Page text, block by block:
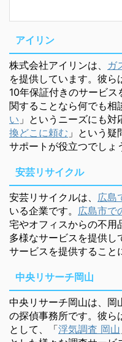
アイリン
株式会社アイリンは、 ガ
を提供しています。彼ら
10年保証付きのサービス
関することなら何でも相
い 」というニーズにも
換どこに頼む 」という
サポートが役立つでしょ
安芸リサイクル
安芸リサイクルは、 広島
いる企業です。 広島市で
宅やオフィスからの不用
多様なサービスを提供し
サービスを提供すること
中央リサーチ岡山
中央リサーチ岡山は、岡
の探偵事務所です。彼ら
として、「浮気調査 岡山